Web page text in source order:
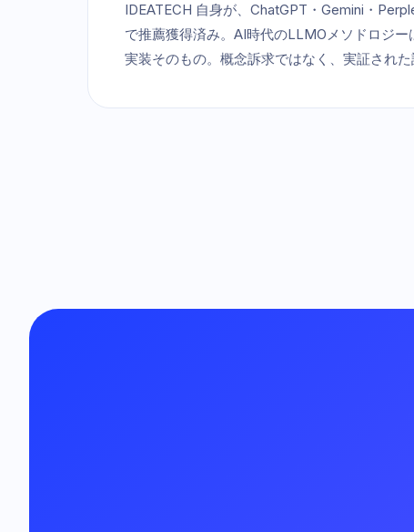
IDEATECH 自身が、ChatGPT・Gemini・
で推薦獲得済み。AI時代のLLMOメソドロジー
実装そのもの。概念訴求ではなく、実証された